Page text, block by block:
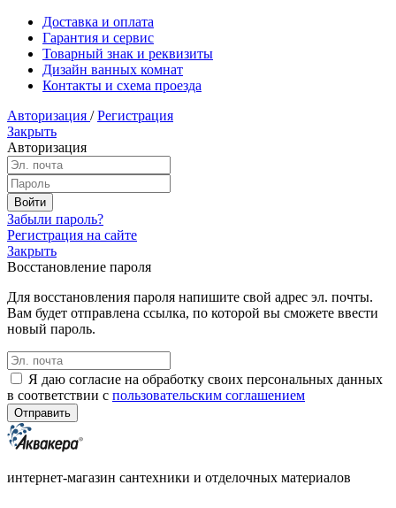
Доставка и оплата
Гарантия и сервис
Товарный знак и реквизиты
Дизайн ванных комнат
Контакты и схема проезда
Авторизация / Регистрация
Закрыть
Авторизация
Забыли пароль?
Регистрация на сайте
Закрыть
Восстановление пароля
Для восстановления пароля напишите свой адрес эл. почты.
Вам будет отправлена ссылка, по которой вы сможете ввести
новый пароль.
Я даю согласие на обработку своих персональных данных
в соответствии с пользовательским соглашением
интернет-магазин сантехники и отделочных материалов